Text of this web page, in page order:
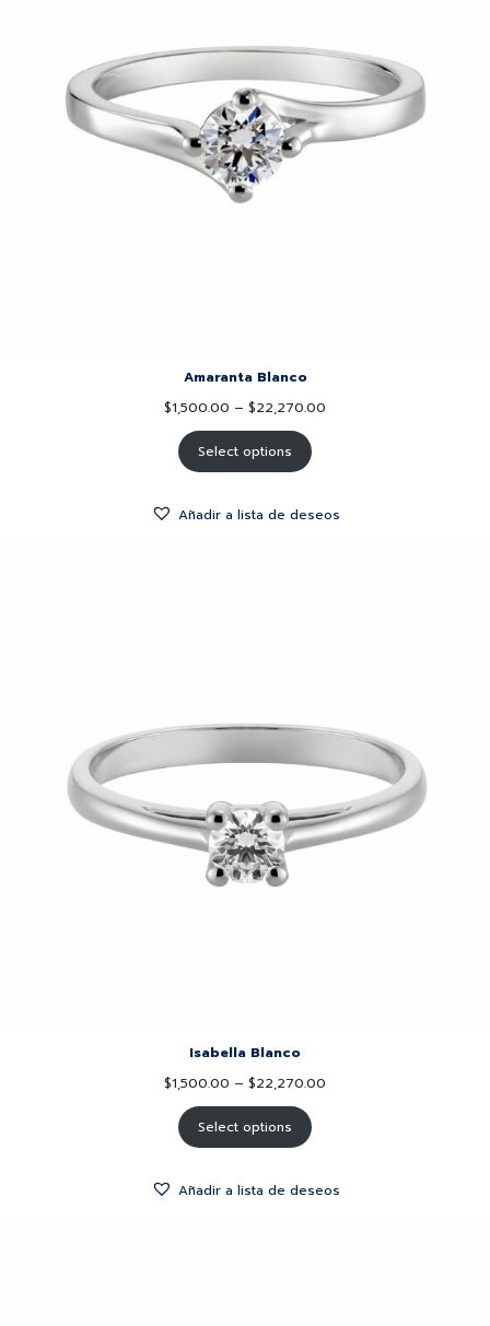
Amaranta Blanco
$1,500.00 – $22,270.00
Select options
Añadir a lista de deseos
Isabella Blanco
$1,500.00 – $22,270.00
Select options
Añadir a lista de deseos